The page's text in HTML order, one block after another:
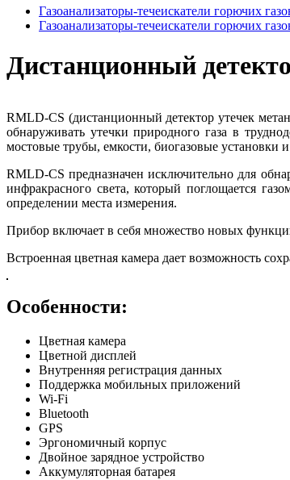
Газоанализаторы-течеискатели горючих
Газоанализаторы-течеискатели горючих
Дистанционный
RMLD-CS (дистанционный детектор утечек
обнаруживать утечки природного газа в
мостовые трубы, емкости, биогазовые установки
RMLD-CS предназначен исключительно для
инфракрасного света, который поглощается
определении места измерения.
Прибор включает в себя множество новых
Встроенная цветная камера дает возможность
Особенности:
Цветная камера
Цветной дисплей
Внутренняя регистрация данных
Поддержка мобильных приложений
Wi-Fi
Bluetooth
GPS
Эргономичный корпус
Двойное зарядное устройство
Аккумуляторная батарея